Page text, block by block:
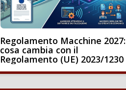
Regolamento Macchine 2027:
cosa cambia con il
Regolamento (UE) 2023/1230